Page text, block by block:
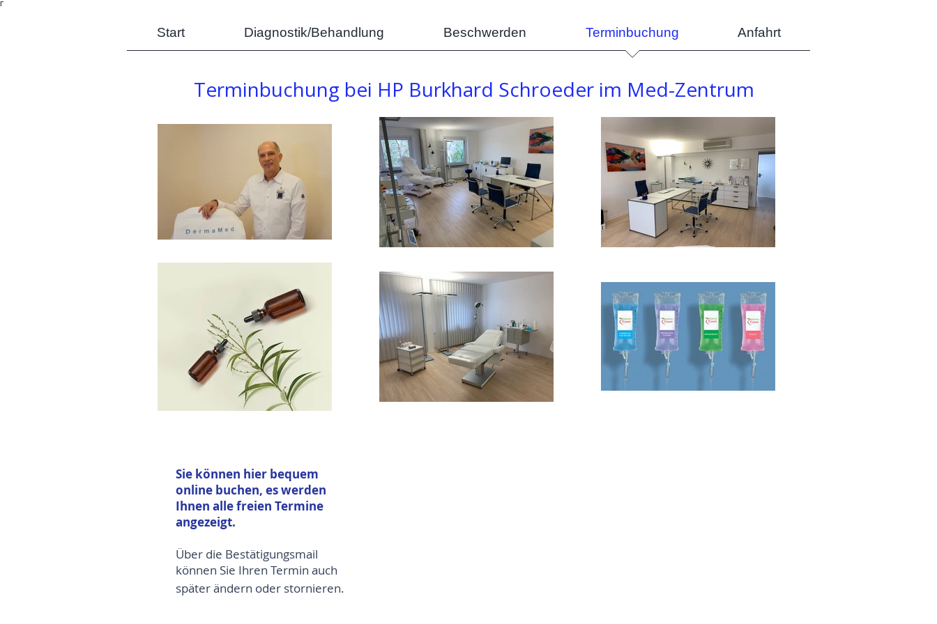
Γ
Start Diagnostik/Behandlung Beschwerden Terminbuchung Anfahrt
Terminbuchung bei HP Burkhard Schroeder im Med-Zentrum
Sie können hier bequem
online buchen, es werden
Ihnen alle freien Termine
angezeigt.
Über die Bestätigungsmail
können Sie Ihren Termin auch
später ändern oder stornieren.